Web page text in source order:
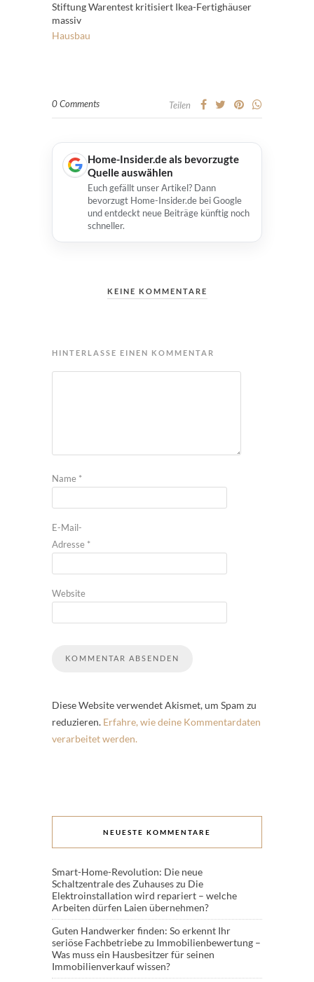
Stiftung Warentest kritisiert Ikea-Fertighäuser
massiv
Hausbau
0 Comments Teilen
Home-Insider.de als bevorzugte
Quelle auswählen
Euch gefällt unser Artikel? Dann
bevorzugt Home-Insider.de bei Google
und entdeckt neue Beiträge künftig noch
schneller.
KEINE KOMMENTARE
HINTERLASSE EINEN KOMMENTAR
Name *
E-Mail-
Adresse *
Website
Diese Website verwendet Akismet, um Spam zu
reduzieren. Erfahre, wie deine Kommentardaten
verarbeitet werden.
NEUESTE KOMMENTARE
Smart-Home-Revolution: Die neue
Schaltzentrale des Zuhauseszu Die
Elektroinstallation wird repariert – welche
Arbeiten dürfen Laien übernehmen?
Guten Handwerker finden: So erkennt Ihr
seriöse Fachbetriebezu Immobilienbewertung –
Was muss ein Hausbesitzer für seinen
Immobilienverkauf wissen?